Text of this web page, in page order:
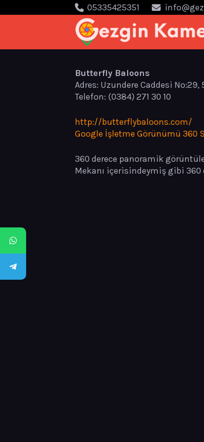
05335425351
Butterfly Baloons
Adres: Uzundere Caddesi
Telefon: (0384) 271 30 10
http://butterflybaloons.com/
Google İşletme Görünümü 360
360 derece panoramik
Mekanı içerisindeymiş gibi 360